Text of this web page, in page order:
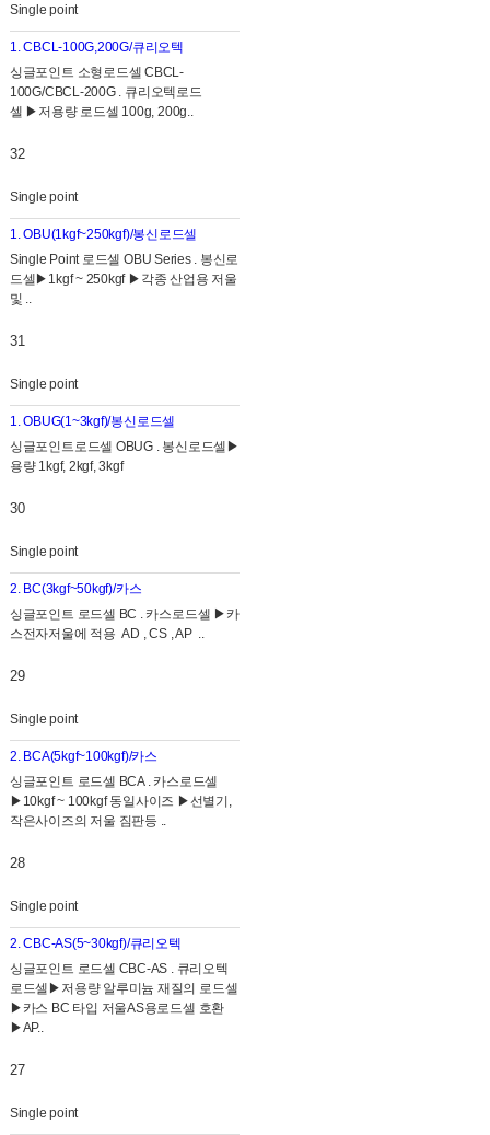
Single point
1. CBCL-100G,200G/큐리오텍
싱글포인트 소형로드셀 CBCL-
100G/CBCL-200G . 큐리오텍로드
셀 ▶ 저용량 로드셀 100g, 200g..
32
Single point
1. OBU(1kgf~250kgf)/봉신로드셀
Single Point 로드셀 OBU Series . 봉신로
드셀▶1kgf ~ 250kgf ▶각종 산업용 저울
및 ..
31
Single point
1. OBUG(1~3kgf)/봉신로드셀
싱글포인트로드셀 OBUG . 봉신로드셀▶
용량 1kgf, 2kgf, 3kgf
30
Single point
2. BC(3kgf~50kgf)/카스
싱글포인트 로드셀 BC . 카스로드셀 ▶카
스전자저울에 적용 AD , CS , AP ..
29
Single point
2. BCA(5kgf~100kgf)/카스
싱글포인트 로드셀 BCA . 카스로드셀
▶10kgf ~ 100kgf 동일사이즈 ▶선별기,
작은사이즈의 저울 짐판등 ..
28
Single point
2. CBC-AS(5~30kgf)/큐리오텍
싱글포인트 로드셀 CBC-AS . 큐리오텍
로드셀▶저용량 알루미늄 재질의 로드셀
▶카스 BC 타입 저울AS용로드셀 호환
▶AP..
27
Single point